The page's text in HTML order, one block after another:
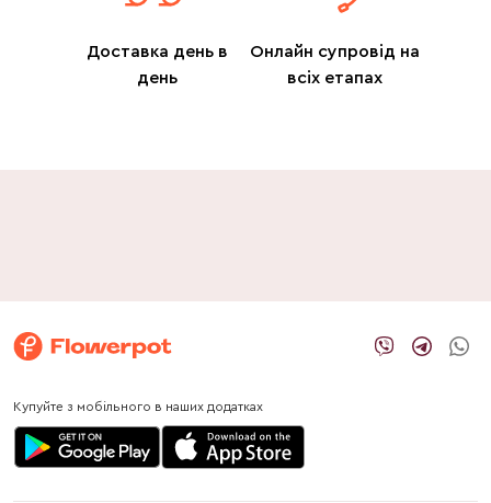
Доставка день в
день
Онлайн супровід на
всіх етапах
Купуйте з мобільного в наших додатках